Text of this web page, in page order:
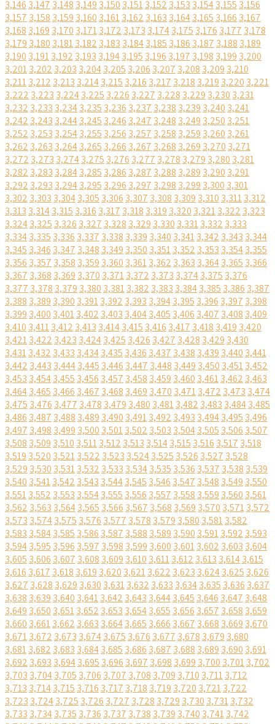
3,146 3,147 3,148 3,149 3,150 3,1513,152 3,153 3,1543,155 3,156
3,157 3,158 3,159 3,160 3,1613,162 3,163 3,1643,165 3,166 3,167
3,168 3,169 3,170 3,1713,172 3,173 3,1743,175 3,176 3,177 3,178
3,179 3,180 3,1813,182 3,183 3,1843,185 3,186 3,187 3,188 3,189
3,190 3,1913,192 3,193 3,1943,195 3,196 3,197 3,198 3,199 3,200
3,2013,202 3,203 3,2043,205 3,206 3,207 3,208 3,209 3,210
3,2113,212 3,213 3,2143,215 3,216 3,217 3,218 3,219 3,220 3,221
3,222 3,223 3,2243,225 3,226 3,227 3,228 3,229 3,230 3,231
3,232 3,233 3,2343,235 3,236 3,237 3,238 3,239 3,240 3,241
3,242 3,243 3,2443,245 3,246 3,247 3,248 3,249 3,250 3,251
3,252 3,253 3,2543,255 3,256 3,257 3,258 3,259 3,260 3,261
3,262 3,263 3,2643,265 3,266 3,267 3,268 3,269 3,270 3,271
3,272 3,273 3,2743,275 3,276 3,277 3,278 3,279 3,280 3,281
3,282 3,283 3,2843,285 3,286 3,287 3,288 3,289 3,290 3,291
3,292 3,293 3,2943,295 3,296 3,297 3,298 3,299 3,300 3,301
3,302 3,303 3,3043,305 3,306 3,307 3,308 3,309 3,310 3,3113,312
3,313 3,3143,315 3,316 3,317 3,318 3,319 3,320 3,3213,322 3,323
3,3243,325 3,326 3,327 3,328 3,329 3,330 3,3313,332 3,333
3,3343,335 3,336 3,337 3,338 3,339 3,340 3,3413,342 3,343 3,344
3,345 3,346 3,347 3,348 3,349 3,350 3,3513,352 3,353 3,3543,355
3,356 3,357 3,358 3,359 3,360 3,3613,362 3,363 3,3643,365 3,366
3,367 3,368 3,369 3,370 3,3713,372 3,373 3,3743,375 3,376
3,377 3,378 3,379 3,380 3,3813,382 3,383 3,3843,385 3,386 3,387
3,388 3,389 3,390 3,3913,392 3,393 3,3943,395 3,396 3,397 3,398
3,399 3,400 3,4013,402 3,403 3,4043,405 3,406 3,407 3,408 3,409
3,410 3,4113,412 3,413 3,4143,415 3,416 3,417 3,418 3,419 3,420
3,4213,422 3,423 3,4243,425 3,426 3,427 3,428 3,429 3,430
3,4313,432 3,433 3,4343,435 3,436 3,437 3,438 3,439 3,440 3,441
3,442 3,443 3,4443,445 3,446 3,447 3,448 3,449 3,450 3,4513,452
3,453 3,4543,455 3,456 3,457 3,458 3,459 3,460 3,4613,462 3,463
3,4643,465 3,466 3,467 3,468 3,469 3,470 3,4713,472 3,473 3,474
3,475 3,476 3,477 3,478 3,479 3,480 3,4813,482 3,483 3,4843,485
3,486 3,487 3,488 3,489 3,490 3,4913,492 3,493 3,4943,495 3,496
3,497 3,498 3,499 3,500 3,5013,502 3,503 3,5043,505 3,506 3,507
3,508 3,509 3,510 3,5113,512 3,513 3,5143,515 3,516 3,517 3,518
3,519 3,520 3,5213,522 3,523 3,5243,525 3,526 3,527 3,528
3,529 3,530 3,5313,532 3,533 3,5343,535 3,536 3,537 3,538 3,539
3,540 3,5413,542 3,543 3,5443,545 3,546 3,547 3,548 3,549 3,550
3,5513,552 3,553 3,5543,555 3,556 3,557 3,558 3,559 3,560 3,561
3,562 3,563 3,5643,565 3,566 3,567 3,568 3,569 3,570 3,5713,572
3,573 3,5743,575 3,576 3,577 3,578 3,579 3,580 3,5813,582
3,583 3,5843,585 3,586 3,587 3,588 3,589 3,590 3,5913,592 3,593
3,5943,595 3,596 3,597 3,598 3,599 3,600 3,6013,602 3,603 3,604
3,605 3,606 3,607 3,608 3,609 3,610 3,6113,612 3,613 3,6143,615
3,616 3,617 3,618 3,619 3,620 3,6213,622 3,623 3,6243,625 3,626
3,627 3,628 3,629 3,630 3,6313,632 3,633 3,6343,635 3,636 3,637
3,638 3,639 3,640 3,6413,642 3,643 3,6443,645 3,646 3,647 3,648
3,649 3,650 3,6513,652 3,653 3,6543,655 3,656 3,657 3,658 3,659
3,660 3,6613,662 3,663 3,6643,665 3,666 3,667 3,668 3,669 3,670
3,6713,672 3,673 3,6743,675 3,676 3,677 3,678 3,679 3,680
3,6813,682 3,683 3,6843,685 3,686 3,687 3,688 3,689 3,690 3,691
3,692 3,693 3,6943,695 3,696 3,697 3,698 3,699 3,700 3,7013,702
3,703 3,7043,705 3,706 3,707 3,708 3,709 3,710 3,7113,712
3,713 3,7143,715 3,716 3,717 3,718 3,719 3,720 3,7213,722
3,723 3,7243,725 3,726 3,727 3,728 3,729 3,730 3,7313,732
3,733 3,7343,735 3,736 3,737 3,738 3,739 3,740 3,7413,742